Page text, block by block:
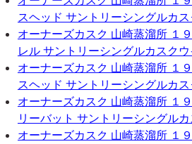
スヘッド サントリーシングルカ
オーナーズカスク 山崎蒸溜所 １
レル サントリーシングルカスク
オーナーズカスク 山崎蒸溜所 １
スヘッド サントリーシングルカ
オーナーズカスク 山崎蒸溜所 １
リーバット サントリーシングル
オーナーズカスク 山崎蒸溜所 １